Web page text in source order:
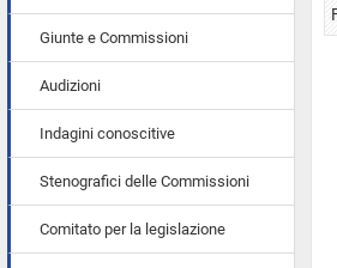
Giunte e Commissioni
Audizioni
Indagini conoscitive
Stenografici delle Commissioni
Comitato per la legislazione